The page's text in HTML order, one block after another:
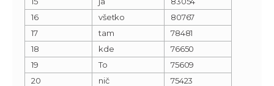
16
všetko
80767
17
tam
78481
18
kde
76650
19
To
75609
20
nič
75423